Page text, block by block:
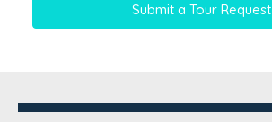
Submit a Tour Request